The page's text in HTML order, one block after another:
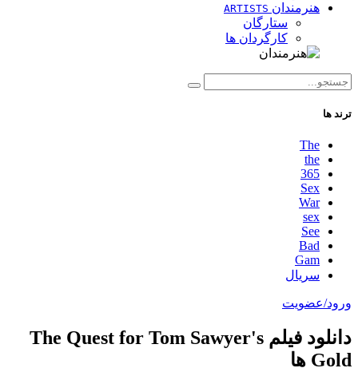
هنرمندان ARTISTS
ستارگان
کارگردان ها
ترند ها
The
the
365
Sex
War
sex
See
Bad
Gam
سریال
ورود/عضویت
دانلود فیلم The Quest for Tom Sawyer's
Gold ها